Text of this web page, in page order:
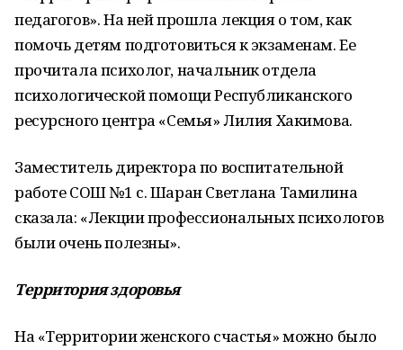
педагогов». На ней прошла лекция о том, как
помочь детям подготовиться к экзаменам. Ее
прочитала психолог, начальник отдела
психологической помощи Республиканского
ресурсного центра «Семья» Лилия Хакимова.
Заместитель директора по воспитательной
работе СОШ №1 с. Шаран Светлана Тамилина
сказала: «Лекции профессиональных психологов
были очень полезны».
Территория здоровья
На «Территории женского счастья» можно было